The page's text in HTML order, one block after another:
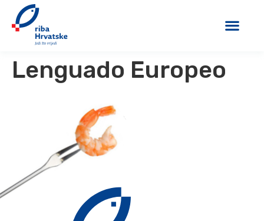
Lenguado Europeo